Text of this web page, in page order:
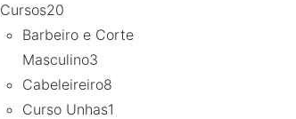
Cursos20
Barbeiro e Corte
Masculino3
Cabeleireiro8
Curso Unhas1